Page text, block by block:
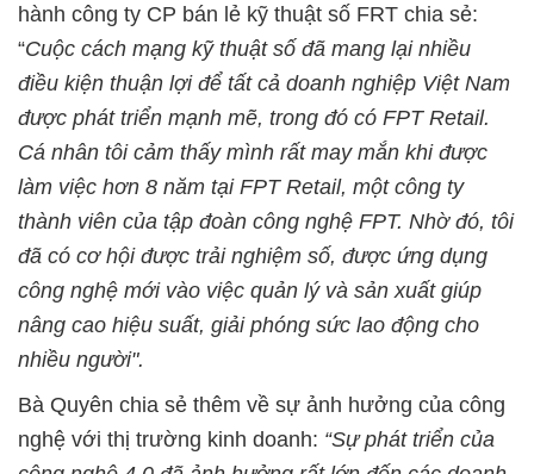
hành công ty CP bán lẻ kỹ thuật số FRT chia sẻ:
“Cuộc cách mạng kỹ thuật số đã mang lại nhiều
điều kiện thuận lợi để tất cả doanh nghiệp Việt Nam
được phát triển mạnh mẽ, trong đó có FPT Retail.
Cá nhân tôi cảm thấy mình rất may mắn khi được
làm việc hơn 8 năm tại FPT Retail, một công ty
thành viên của tập đoàn công nghệ FPT. Nhờ đó, tôi
đã có cơ hội được trải nghiệm số, được ứng dụng
công nghệ mới vào việc quản lý và sản xuất giúp
nâng cao hiệu suất, giải phóng sức lao động cho
nhiều người".
Bà Quyên chia sẻ thêm về sự ảnh hưởng của công
nghệ với thị trường kinh doanh: “Sự phát triển của